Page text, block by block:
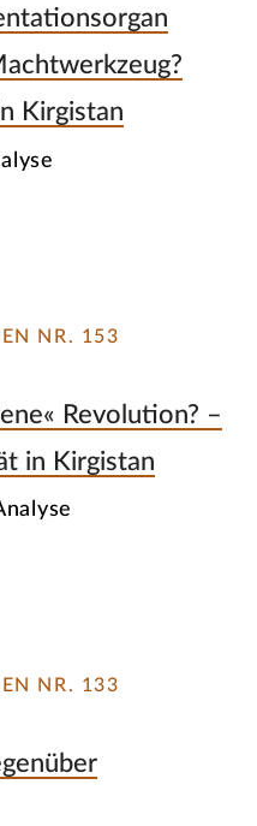
Kirgistan
NR. 153
Revolution? –
in Kirgistan
NR. 133